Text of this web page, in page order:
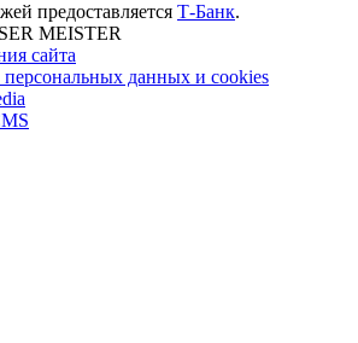
предоставляется Т-Банк.
MEISTER
сайта
данных и cookies